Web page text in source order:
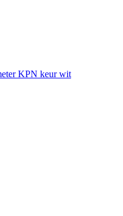
KPN keur wit